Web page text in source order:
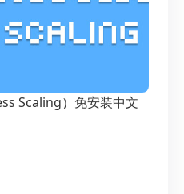
Scaling）免安装中文